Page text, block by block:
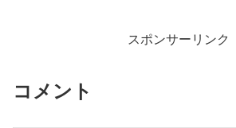
スポンサーリンク
コメント